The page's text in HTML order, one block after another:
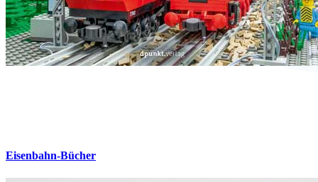
Eisenbahn-Bücher